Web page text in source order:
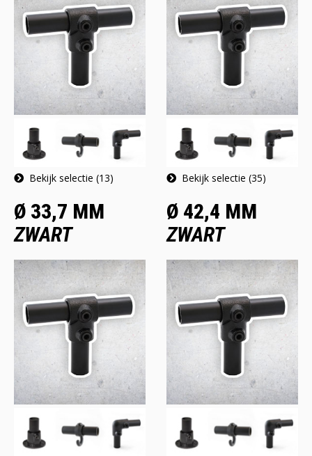
Bekijk selectie (13) Bekijk selectie (35)
Ø 33,7 MM
ZWART
Ø 42,4 MM
ZWART